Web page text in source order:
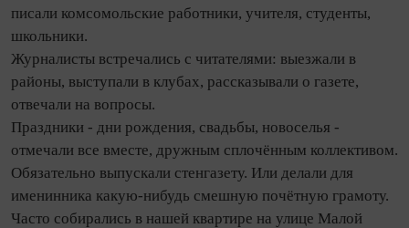
писали комсомольские работники, учителя, студенты,
школьники.
Журналисты встречались с читателями: выезжали в
районы, выступали в клубах, рассказывали о газете,
отвечали на вопросы.
Праздники - дни рождения, свадьбы, новоселья -
отмечали все вместе, дружным сплочённым коллективом.
Обязательно выпускали стенгазету. Или делали для
именинника какую-нибудь смешную почётную грамоту.
Часто собирались в нашей квартире на улице Малой